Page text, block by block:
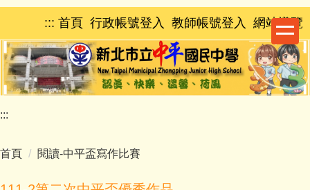
跳
主
要
內
容
區
::: 首頁 行政帳號登入 教師帳號登入 網站導覽
:::
首頁 閱讀-中平盃寫作比賽